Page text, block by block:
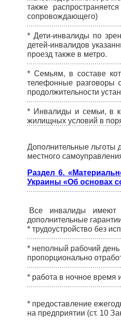
также
сопровождающего)
* Дети-инвалиды по
детей-инвалидов
проезд также в метро.
* Семьям, в составе
телефонные разговоры
продолжительности
* Инвалиды и семьи, в
жилищных условий в
Дополнительные льготы
местного
Раздел 6.
Украины «Об основах
Все инвалиды имеют
дополнительные
* трудоустройство без
* неполный рабочий
пропорционально
* работа в ночное время
* предоставление
на предприятии (ст. 10